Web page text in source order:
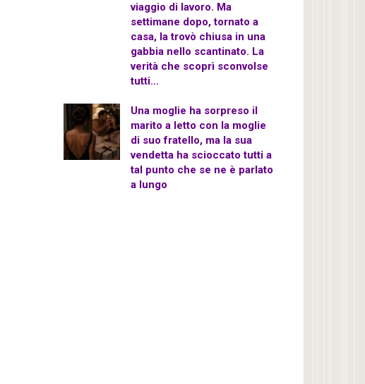
viaggio di lavoro. Ma
settimane dopo, tornato a
casa, la trovò chiusa in una
gabbia nello scantinato. La
verità che scoprì sconvolse
tutti…
Una moglie ha sorpreso il
marito a letto con la moglie
di suo fratello, ma la sua
vendetta ha scioccato tutti a
tal punto che se ne è parlato
a lungo